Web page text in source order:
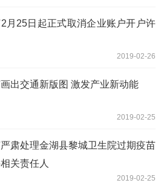
月25日起正式取消企业账户开户许
2019-02-26
出交通新版图 激发产业新动能
2019-02-25
肃处理金湖县黎城卫生院过期疫苗
关责任人
2019-02-25